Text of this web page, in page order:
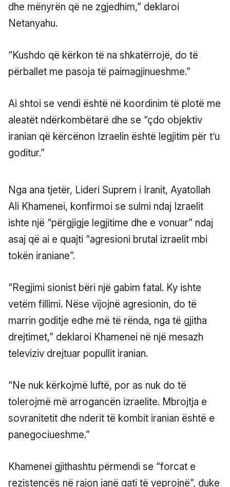
dhe mënyrën që ne zgjedhim,” deklaroi
Netanyahu.
“Kushdo që kërkon të na shkatërrojë, do të
përballet me pasoja të paimagjinueshme.”
Ai shtoi se vendi është në koordinim të plotë me
aleatët ndërkombëtarë dhe se “çdo objektiv
iranian që kërcënon Izraelin është legjitim për t’u
goditur.”
Nga ana tjetër, Lideri Suprem i Iranit, Ayatollah
Ali Khamenei, konfirmoi se sulmi ndaj Izraelit
ishte një “përgjigje legjitime dhe e vonuar” ndaj
asaj që ai e quajti “agresioni brutal izraelit mbi
tokën iraniane”.
“Regjimi sionist bëri një gabim fatal. Ky ishte
vetëm fillimi. Nëse vijojnë agresionin, do të
marrin goditje edhe më të rënda, nga të gjitha
drejtimet,” deklaroi Khamenei në një mesazh
televiziv drejtuar popullit iranian.
“Ne nuk kërkojmë luftë, por as nuk do të
tolerojmë më arrogancën izraelite. Mbrojtja e
sovranitetit dhe nderit të kombit iranian është e
panegociueshme.”
Khamenei gjithashtu përmendi se “forcat e
rezistencës në rajon janë gati të veprojnë”, duke